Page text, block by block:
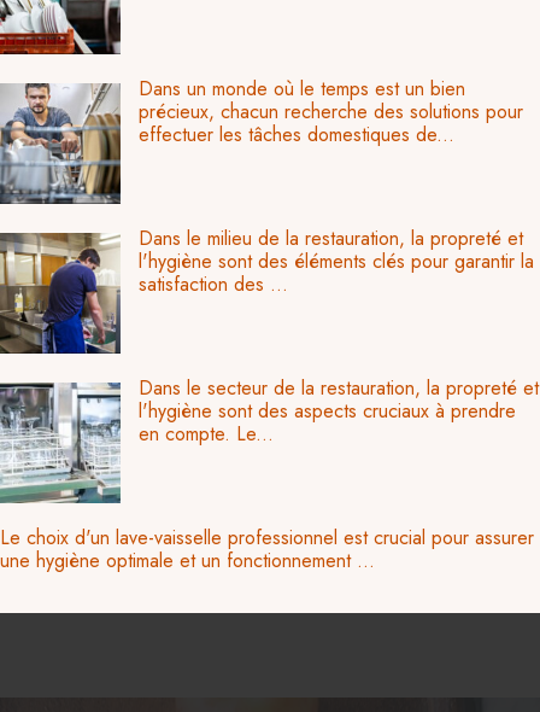
Dans un monde où le temps est un bien
précieux, chacun recherche des solutions pour
effectuer les tâches domestiques de...
Dans le milieu de la restauration, la propreté et
l'hygiène sont des éléments clés pour garantir la
satisfaction des ...
Dans le secteur de la restauration, la propreté et
l'hygiène sont des aspects cruciaux à prendre
en compte. Le...
Le choix d'un lave-vaisselle professionnel est crucial pour assurer
une hygiène optimale et un fonctionnement ...